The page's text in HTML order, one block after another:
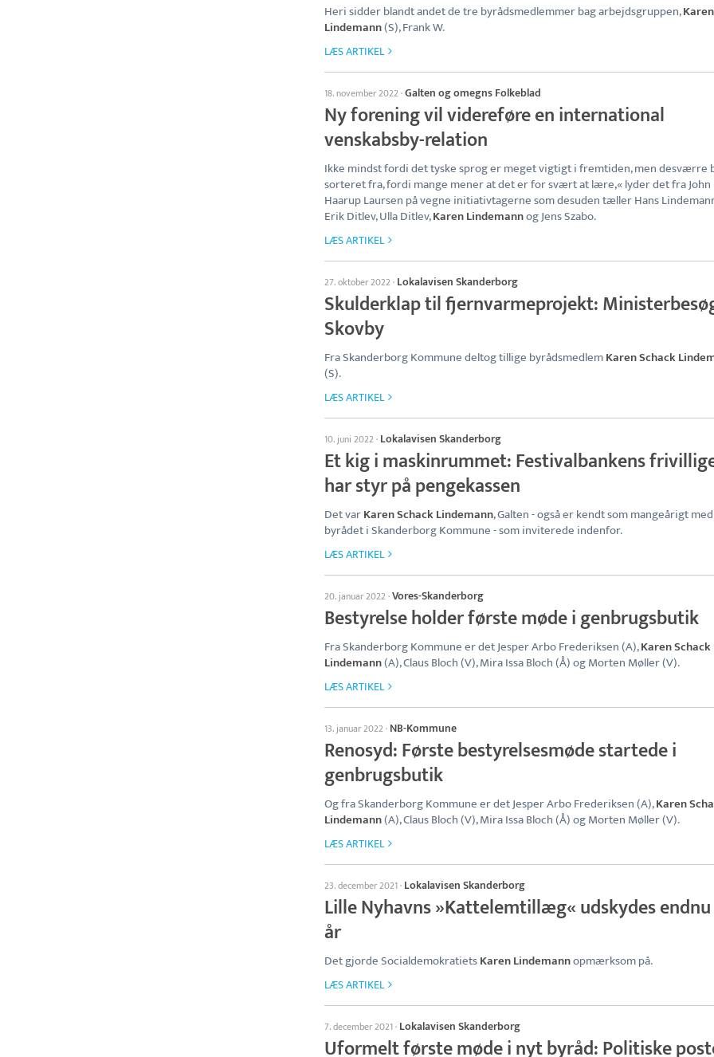
Heri sidder blandt andet de tre byrådsmedlemmer bag arbejdsgruppen,Karen
Lindemann(S), Frank W.
LÆS ARTIKEL
18. november 2022·Galten og omegns Folkeblad
Ny forening vil videreføre en international
venskabsby-relation
Ikke mindst fordi det tyske sprog er meget vigtigt i fremtiden, men desværre
sorteret fra, fordi mange mener at det er for svært at lære,« lyder det fra John
Haarup Laursen på vegne initiativtagerne som desuden tæller Hans
Erik Ditlev, Ulla Ditlev,Karen Lindemannog Jens Szabo.
LÆS ARTIKEL
27. oktober 2022· Lokalavisen Skanderborg
Skulderklap til fjernvarmeprojekt:
Skovby
Fra Skanderborg Kommune deltog tillige byrådsmedlemKaren Schack
(S).
LÆS ARTIKEL
10. juni 2022· Lokalavisen Skanderborg
Et kig i maskinrummet: Festivalbankens
har styr på pengekassen
Det varKaren Schack Lindemann, Galten - også er kendt som mangeårigt
byrådet i Skanderborg Kommune - som inviterede indenfor.
LÆS ARTIKEL
20. januar 2022·Vores-Skanderborg
Bestyrelse holder første møde i genbrugsbutik
Fra Skanderborg Kommune er det Jesper Arbo Frederiksen (A),Karen Schack
Lindemann(A), Claus Bloch (V), Mira Issa Bloch (Å) og Morten Møller (V).
LÆS ARTIKEL
13. januar 2022· NB-Kommune
Renosyd: Første bestyrelsesmøde startede i
genbrugsbutik
Og fra Skanderborg Kommune er det Jesper Arbo Frederiksen (A),Karen
Lindemann(A), Claus Bloch (V), Mira Issa Bloch (Å) og Morten Møller (V).
LÆS ARTIKEL
23. december 2021· Lokalavisen Skanderborg
Lille Nyhavns »Kattelemtillæg« udskydes
år
Det gjorde SocialdemokratietsKaren Lindemannopmærksom på.
LÆS ARTIKEL
7. december 2021· Lokalavisen Skanderborg
Uformelt første møde i nyt byråd: Politiske